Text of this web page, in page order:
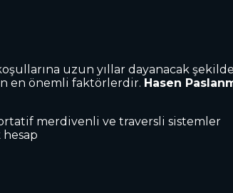
uzun yıllar dayanacak
en önemli faktörlerdir. Hasen
merdivenli ve traversli sistemler